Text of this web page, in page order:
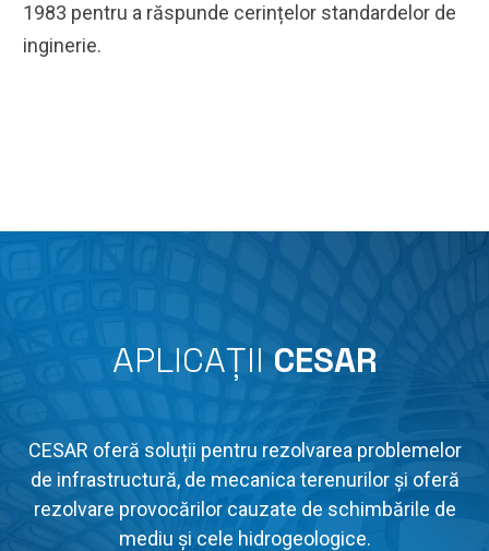
1983 pentru a răspunde cerințelor standardelor de
inginerie.
APLICAȚII CESAR
CESAR oferă soluții pentru rezolvarea problemelor
de infrastructură, de mecanica terenurilor și oferă
rezolvare provocărilor cauzate de schimbările de
mediu și cele hidrogeologice.